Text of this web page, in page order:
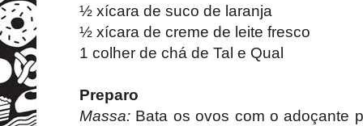
½ xícara de suco de laranja
½ xícara de creme de leite fresco
1 colher de chá de Tal e Qual
Preparo
Massa: Bata os ovos com o adoçante